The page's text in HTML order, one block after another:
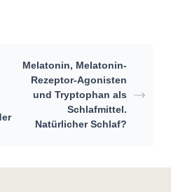
Melatonin, Melatonin‐
Rezeptor‐Agonisten
und Tryptophan als
Schlafmittel.
Natürlicher Schlaf?